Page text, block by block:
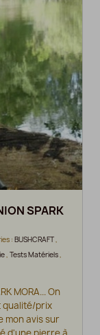
SPARK
: BUSHCRAFT,
, Tests Matériels,
MORA... On
qualité/prix
mon avis sur